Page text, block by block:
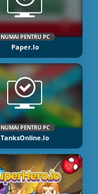
NUMAI PENTRU PC
Paper.io
NUMAI PENTRU PC
TanksOnline.io